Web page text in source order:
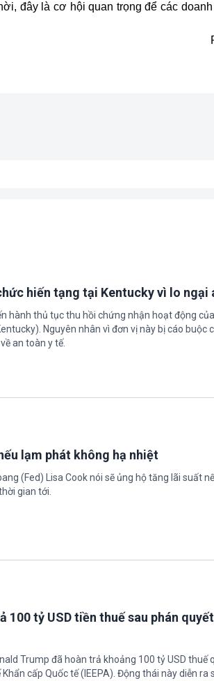
đây là cơ hội quan trọng để các
hiến tạng tại Kentucky vì lo ngại
hành thủ tục thu hồi chứng nhận hoạt động
Nguyên nhân vì đơn vị này bị cáo buộc
an toàn y tế.
lạm phát không hạ nhiệt
(Fed) Lisa Cook nói sẽ ủng hộ tăng lãi suất
gian tới.
100 tỷ USD tiền thuế sau phán
Trump đã hoàn trả khoảng 100 tỷ USD thuế
cấp Quốc tế (IEEPA). Động thái này diễn ra